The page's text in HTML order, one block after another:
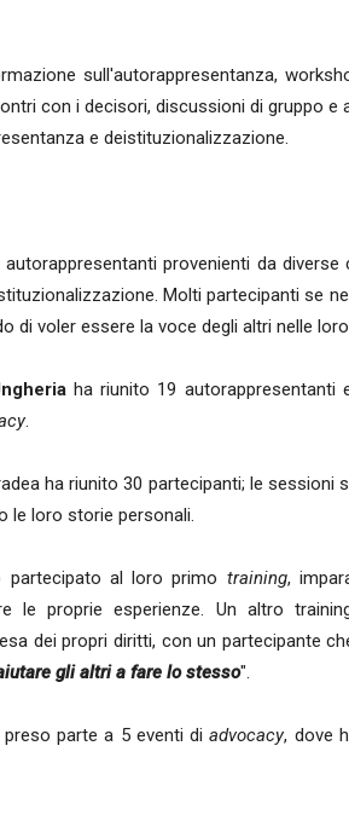
sull'autorappresentanza,
con i decisori, discussioni di gruppo e
e deistituzionalizzazione.
provenienti da diverse
Molti partecipanti se
di voler essere la voce degli altri nelle
ha riunito 19 autorappresentanti
.
ha riunito 30 partecipanti; le sessioni
le loro storie personali.
partecipato al loro primo training,
le proprie esperienze. Un altro
dei propri diritti, con un partecipante
gli altri a fare lo stesso".
preso parte a 5 eventi diadvocacy, dove